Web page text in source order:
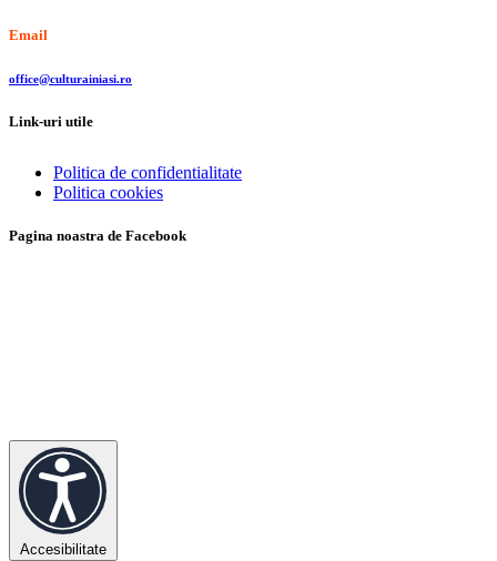
Email
office@culturainiasi.ro
Link-uri utile
Politica de confidentialitate
Politica cookies
Pagina noastra de Facebook
Accesibilitate